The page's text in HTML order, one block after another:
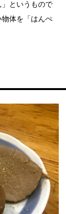
というもので
体を「はんぺ